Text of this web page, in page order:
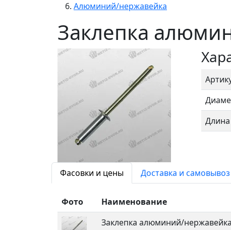
Алюминий/нержавейка
Заклепка
Длина
Фасовки и цены Доставка и самовывоз
Фото Наименование
Заклепка алюминий/